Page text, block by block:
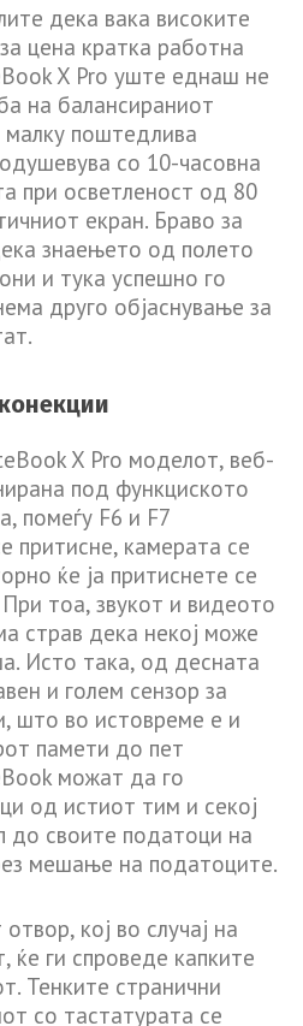
дека вака високите
цена кратка работна
X Pro уште еднаш не
на балансираниот
поштедлива
со 10-часовна
при осветленост од 80
екран. Браво за
знаењето од полето
и тука успешно го
друго објаснување за
X Pro моделот, веб-
под функциското
помеѓу F6 и F7
притисне, камерата се
ќе ја притиснете се
тоа, звукот и видеото
страв дека некој може
Исто така, од десната
и голем сензор за
што во истовреме е и
памети до пет
можат да го
од истиот тим и секој
до своите податоци на
мешање на податоците.
кој во случај на
ќе ги спроведе капките
Тенките странични
со тастатурата се